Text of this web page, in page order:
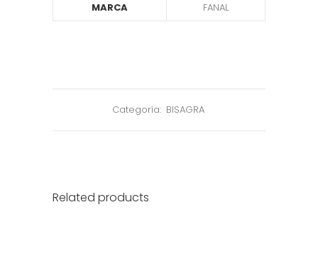
MARCA FANAL
Categoría: BISAGRA
Related products